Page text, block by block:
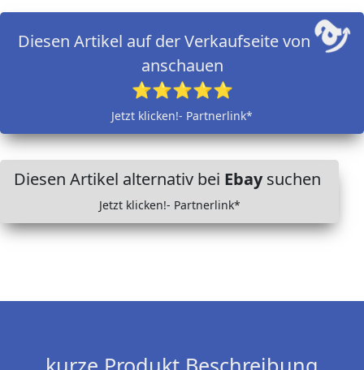
Diesen Artikel auf der Verkaufseite von
anschauen
⭐⭐⭐⭐⭐
Jetzt klicken!- Partnerlink*
Diesen Artikel alternativ bei Ebaysuchen
Jetzt klicken!- Partnerlink*